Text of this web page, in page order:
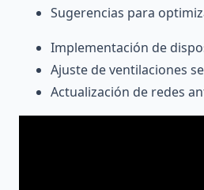
Sugerencias para
Implementación de
Ajuste de ventilaciones
Actualización de redes